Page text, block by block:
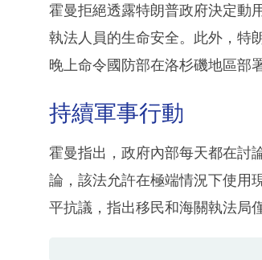
霍曼拒絕透露特朗普政府決定動
執法人員的生命安全。此外，特
晚上命令國防部在洛杉磯地區部
持續軍事行動
霍曼指出，政府內部每天都在討
論，該法允許在極端情況下使用
平抗議，指出移民和海關執法局